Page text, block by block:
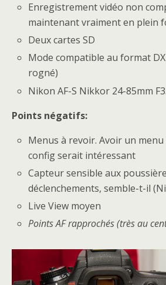
Enregistrement vidéo non
maintenant vraiment en plein
Deux cartes SD
Mode compatible au format
rogné)
Nikon AF-S Nikkor 24-85mm
Points négatifs:
Menus à revoir. Avoir un
config serait intéressant
Capteur sensible aux
déclenchements, semble-t-il
Live View moyen
Points AF rapprochés (très au